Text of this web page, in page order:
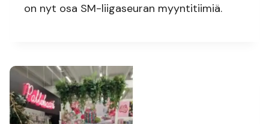
on nyt osa SM-liigaseuran myyntitiimiä.